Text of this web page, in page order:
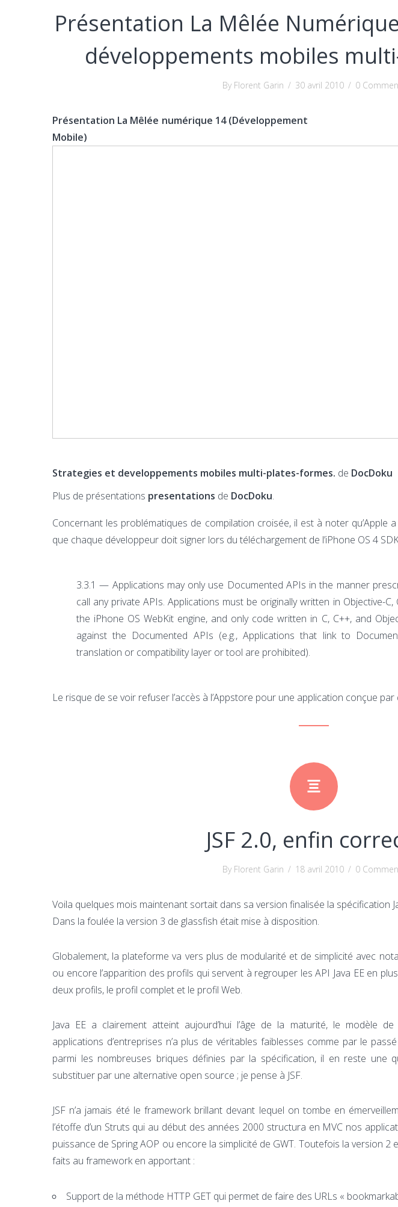
Présentation La Mêlée
développements mobiles
By Florent Garin / 30 avril 2010 / 0
Présentation La Mêlée numérique 14 (Développement
Mobile)
Strategies et developpements mobiles multi-plates-formes. de DocDoku
Plus de présentations presentations de DocDoku.
Concernant les problématiques de compilation croisée, il est à noter qu’Apple
que chaque développeur doit signer lors du téléchargement de l’iPhone OS 4
3.3.1 — Applications may only use Documented APIs in the manner
call any private APIs. Applications must be originally written in Objective-C,
the iPhone OS WebKit engine, and only code written in C, C++, and
against the Documented APIs (e.g., Applications that link to
translation or compatibility layer or tool are prohibited).
Le risque de se voir refuser l’accès à l’Appstore pour une application conçue
JSF 2.0, enfin
By Florent Garin / 18 avril 2010 / 0
Voila quelques mois maintenant sortait dans sa version finalisée la spécification
Dans la foulée la version 3 de glassfish était mise à disposition.
Globalement, la plateforme va vers plus de modularité et de simplicité avec
ou encore l’apparition des profils qui servent à regrouper les API Java EE en
deux profils, le profil complet et le profil Web.
Java EE a clairement atteint aujourd’hui l’âge de la maturité, le modèle
applications d’entreprises n’a plus de véritables faiblesses comme par le
parmi les nombreuses briques définies par la spécification, il en reste une
substituer par une alternative open source ; je pense à JSF.
JSF n’a jamais été le framework brillant devant lequel on tombe en
l’étoffe d’un Struts qui au début des années 2000 structura en MVC nos
puissance de Spring AOP ou encore la simplicité de GWT. Toutefois la version
faits au framework en apportant :
Support de la méthode HTTP GET qui permet de faire des URLs «